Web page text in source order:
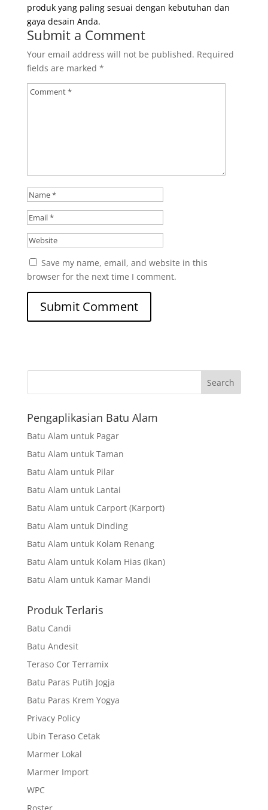
produk yang paling sesuai dengan kebutuhan dan
gaya desain Anda.
Submit a Comment
Your email address will not be published. Required
fields are marked *
Save my name, email, and website in this
browser for the next time I comment.
Search
Pengaplikasian Batu Alam
Batu Alam untuk Pagar
Batu Alam untuk Taman
Batu Alam untuk Pilar
Batu Alam untuk Lantai
Batu Alam untuk Carport (Karport)
Batu Alam untuk Dinding
Batu Alam untuk Kolam Renang
Batu Alam untuk Kolam Hias (Ikan)
Batu Alam untuk Kamar Mandi
Produk Terlaris
Batu Candi
Batu Andesit
Teraso Cor Terramix
Batu Paras Putih Jogja
Batu Paras Krem Yogya
Privacy Policy
Ubin Teraso Cetak
Marmer Lokal
Marmer Import
WPC